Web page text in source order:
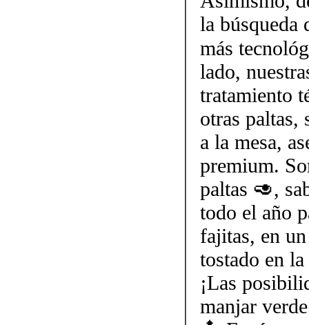
la búsqueda
más
lado,
tratamiento
otras paltas,
a la mesa,
premium.
paltas 🥑,
todo el año
fajitas, en
tostado en
¡Las
manjar